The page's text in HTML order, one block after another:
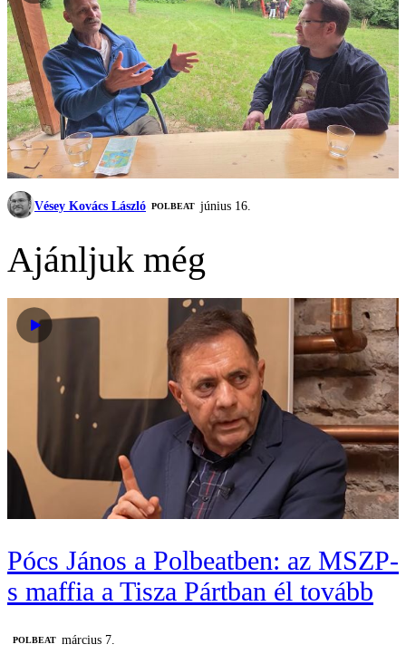
Vésey Kovács László ‎POLBEAT június 16.
Ajánljuk még
Pócs János a Polbeatben: az MSZP-
s maffia a Tisza Pártban él tovább
‎POLBEAT március 7.